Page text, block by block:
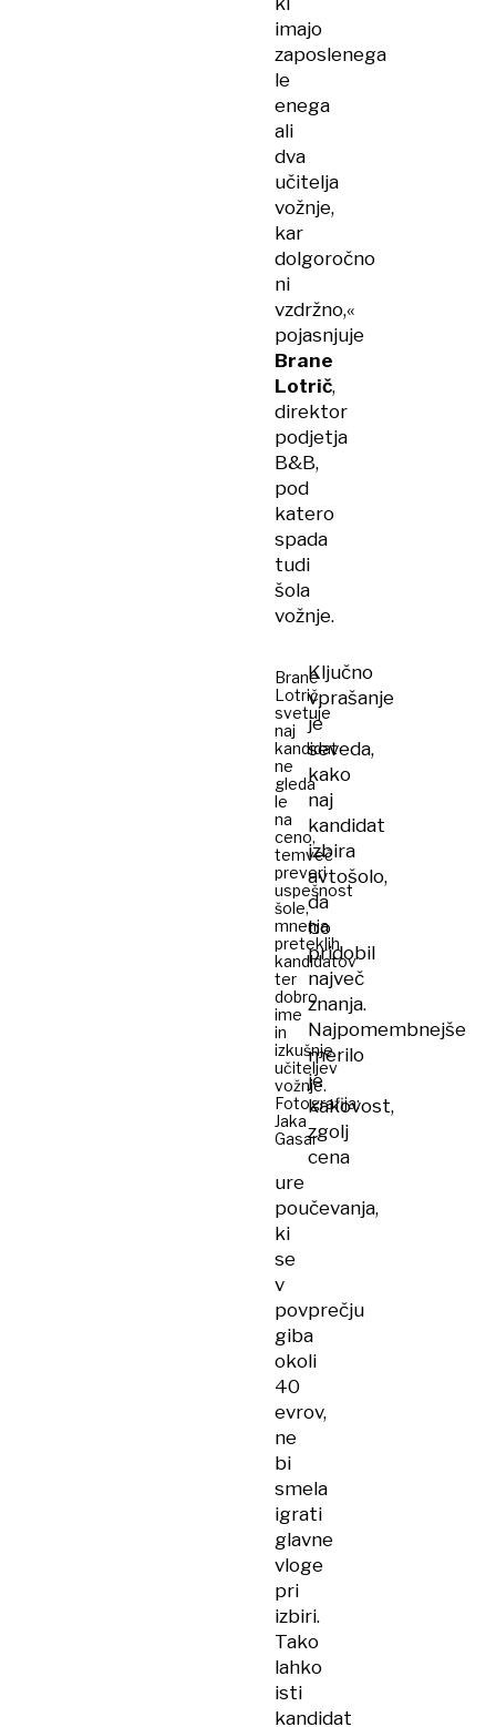
imajo
zaposlenega
le
enega
ali
dva
učitelja
vožnje,
kar
dolgoročno
ni
vzdržno,«
pojasnjuje
Brane
Lotrič,
direktor
podjetja
B&B,
pod
katero
spada
tudi
šola
vožnje.
Brane
Lotrič
svetuje
naj
kandidat
ne
gleda
le
na
ceno,
temveč
preveri
uspešnost
šole,
mnenja
preteklih
kandidatov
ter
dobro
ime
in
izkušnje
učiteljev
vožnje.
Fotografija:
Jaka
Gasar
Ključno
vprašanje
je
seveda,
kako
naj
kandidat
izbira
avtošolo,
da
bo
pridobil
največ
znanja.
Najpomembnejše
merilo
je
kakovost,
zgolj
cena
ure
poučevanja,
ki
se
v
povprečju
giba
okoli
40
evrov,
ne
bi
smela
igrati
glavne
vloge
pri
izbiri.
Tako
lahko
isti
kandidat